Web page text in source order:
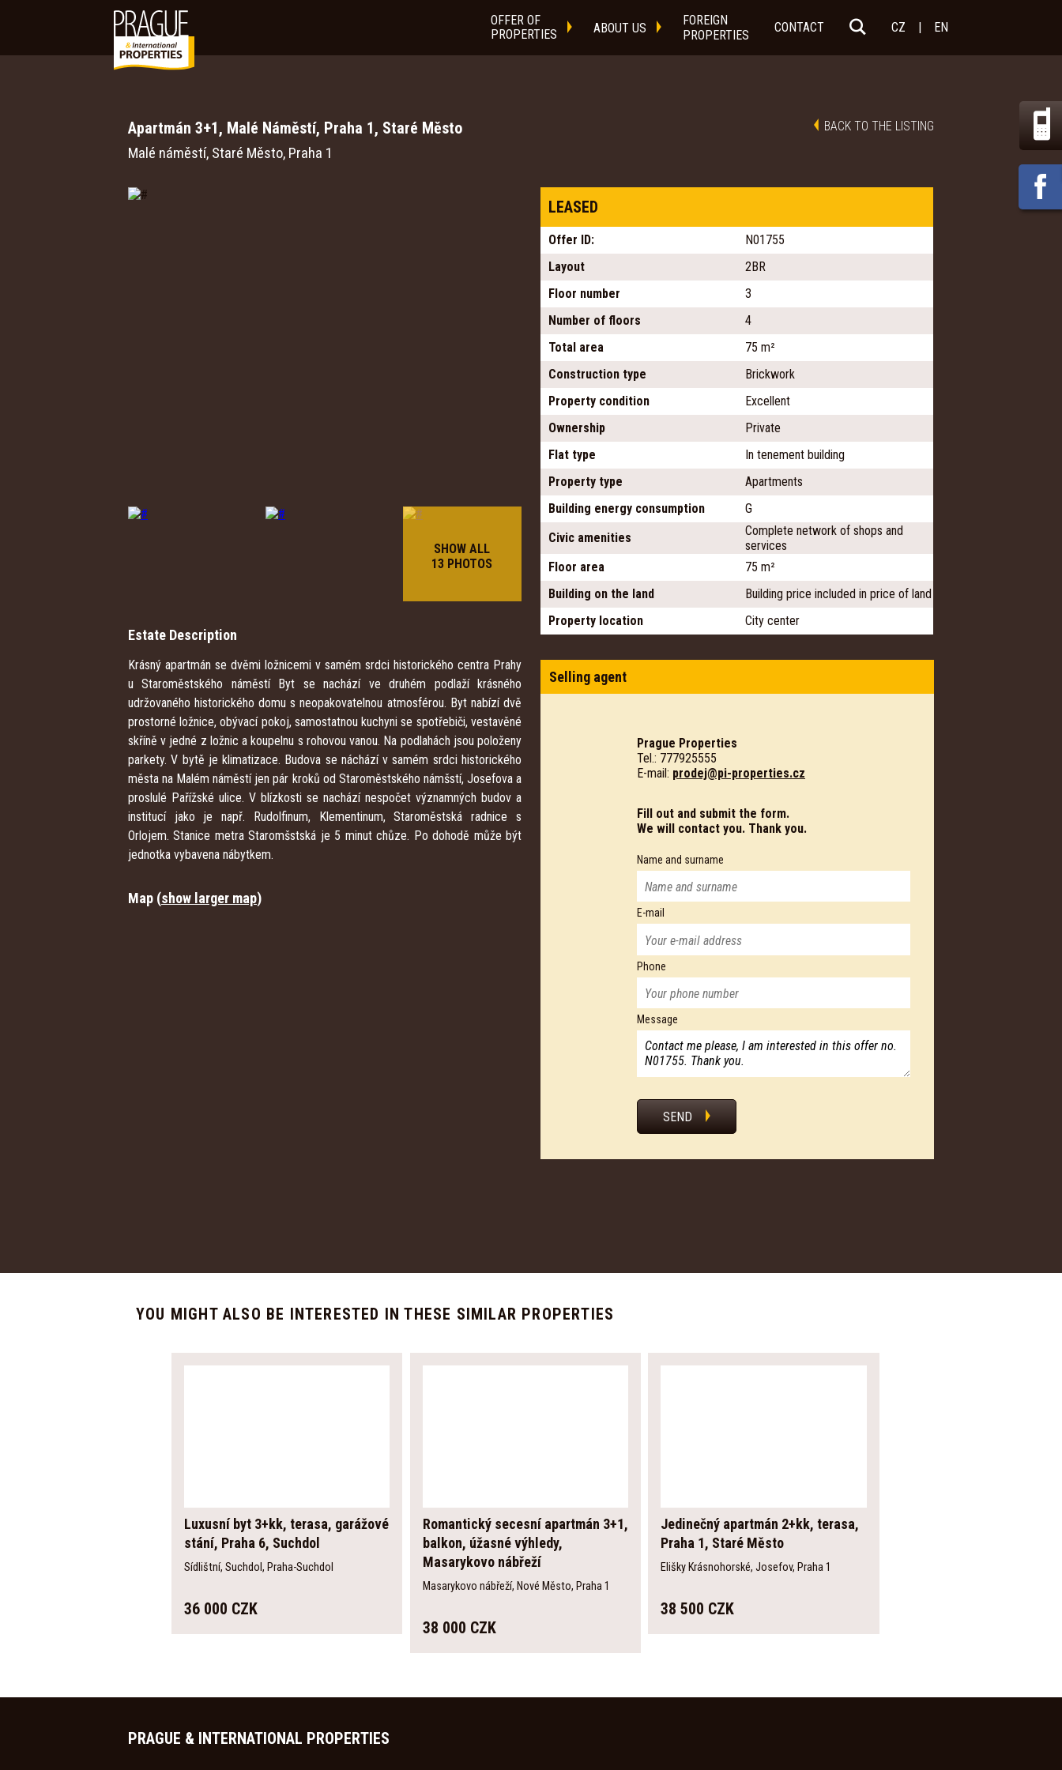
OFFER OF
PROPERTIES
ABOUT US
FOREIGN
PROPERTIES
CONTACT CZ | EN
Apartmán 3+1, Malé Náměstí, Praha 1, Staré Město
Malé náměstí, Staré Město, Praha 1
BACK TO THE LISTING
SHOW ALL
13 PHOTOS
Estate Description
Krásný apartmán se dvěmi ložnicemi v samém srdci historického centra Prahy
u Staroměstského náměstí Byt se nachází ve druhém podlaží krásného
udržovaného historického domu s neopakovatelnou atmosférou. Byt nabízí dvě
prostorné ložnice, obývací pokoj, samostatnou kuchyni se spotřebiči, vestavěné
skříně v jedné z ložnic a koupelnu s rohovou vanou. Na podlahách jsou položeny
parkety. V bytě je klimatizace. Budova se náchází v samém srdci historického
města na Malém náměstí jen pár kroků od Staroměstského námšstí, Josefova a
proslulé Pařížské ulice. V blízkosti se nachází nespočet významných budov a
institucí jako je např. Rudolfinum, Klementinum, Staroměstská radnice s
Orlojem. Stanice metra Staromšstská je 5 minut chůze. Po dohodě může být
jednotka vybavena nábytkem.
LEASED
Offer ID:
N01755
Layout
2BR
Floor number
3
Number of floors
4
Total area
75 m²
Construction type
Brickwork
Property condition
Excellent
Ownership
Private
Flat type
In tenement building
Property type
Apartments
Building energy consumption
G
Civic amenities
Complete network of shops and
services
Floor area
75 m²
Building on the land
Building price included in price of land
Property location
City center
Selling agent
Prague Properties
Tel.: 777925555
E-mail: prodej@pi-properties.cz
Fill out and submit the form.
We will contact you. Thank you.
Name and surname
E-mail
Phone
Message
SEND
Map (show larger map)
YOU MIGHT ALSO BE INTERESTED IN THESE SIMILAR PROPERTIES
Luxusní byt 3+kk, terasa, garážové
stání, Praha 6, Suchdol
Sídlištní, Suchdol, Praha-Suchdol
36 000 CZK
Romantický secesní apartmán 3+1,
balkon, úžasné výhledy,
Masarykovo nábřeží
Masarykovo nábřeží, Nové Město, Praha 1
38 000 CZK
Jedinečný apartmán 2+kk, terasa,
Praha 1, Staré Město
Elišky Krásnohorské, Josefov, Praha 1
38 500 CZK
PRAGUE & INTERNATIONAL PROPERTIES